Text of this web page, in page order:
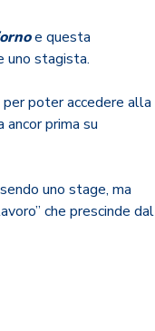
e questa
uno stagista.
per poter accedere alla
ancor prima su
uno stage, ma
che prescinde dal